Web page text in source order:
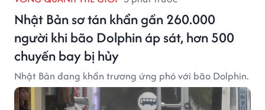
Nhật Bản sơ tán khẩn gần 260.000
người khi bão Dolphin áp sát, hơn 500
chuyến bay bị hủy
Nhật Bản đang khẩn trương ứng phó với bão Dolphin.